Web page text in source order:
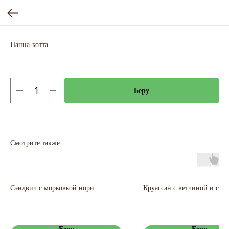
Панна-котта
Беру
Смотрите также
Сэндвич с морковкой нори Круассан с ветчиной и